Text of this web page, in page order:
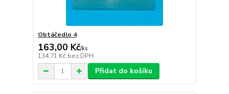
Obtáčedlo 4
163,00 Kč/ks
134,71 Kč bez DPH
Přidat do košíku